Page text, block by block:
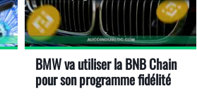
BMW va utiliser la BNB Chain
pour son programme fidélité